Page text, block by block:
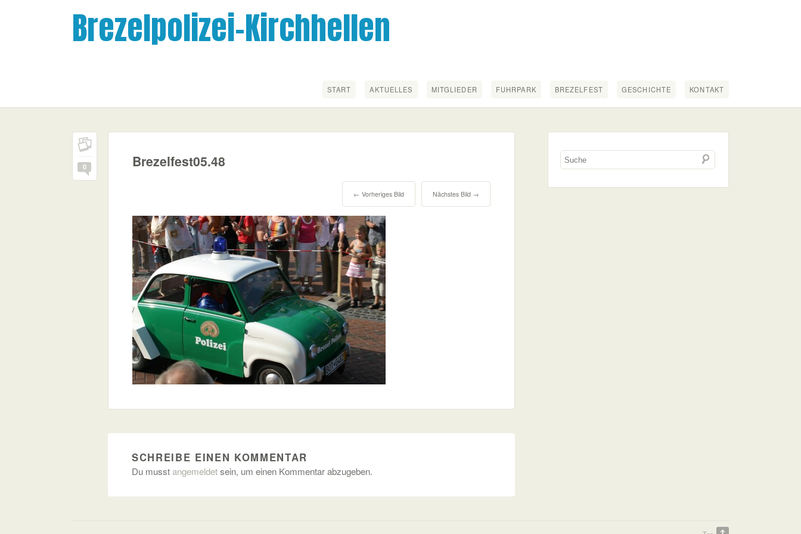
Brezelpolizei-Kirchhellen
START AKTUELLES MITGLIEDER FUHRPARK BREZELFEST GESCHICHTE KONTAKT
0 Brezelfest05.48
Nächstes Bild →
← Vorheriges Bild
SCHREIBE EINEN KOMMENTAR
Du musstangemeldetsein, um einen Kommentar abzugeben.